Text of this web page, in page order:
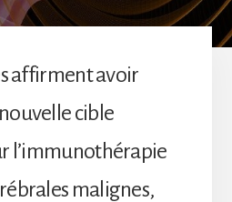
affirment avoir
cible
l’immunothérapie
malignes,